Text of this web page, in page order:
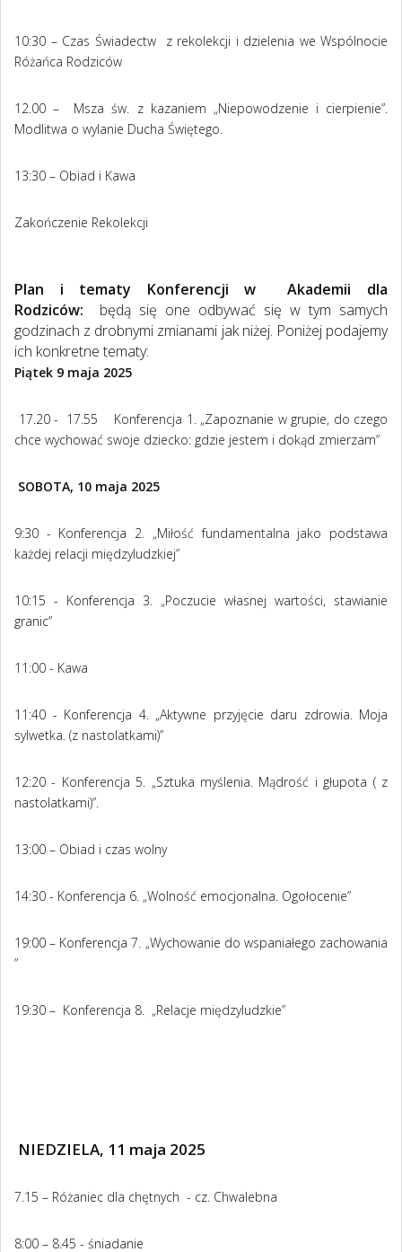
10:30 – Czas Świadectw z rekolekcji i dzielenia we Wspólnocie
Różańca Rodziców
12.00 – Msza św. z kazaniem „Niepowodzenie i cierpienie”.
Modlitwa o wylanie Ducha Świętego.
13:30 – Obiad i Kawa
Zakończenie Rekolekcji
Plan i tematy Konferencji w Akademii dla
Rodziców:
będą się one odbywać się w tym samych
godzinach z drobnymi zmianami jak niżej. Poniżej podajemy
ich konkretne tematy:
Piątek 9 maja 2025
17.20 - 17.55 Konferencja 1. „Zapoznanie w grupie, do czego
chce wychować swoje dziecko: gdzie jestem i dokąd zmierzam”
SOBOTA, 10 maja 2025
9:30 - Konferencja 2. „Miłość fundamentalna jako podstawa
każdej relacji międzyludzkiej”
10:15 - Konferencja 3. „Poczucie własnej wartości, stawianie
granic”
11:00 - Kawa
11:40 - Konferencja 4. „Aktywne przyjęcie daru zdrowia. Moja
sylwetka. (z nastolatkami)”
12:20 - Konferencja 5. „Sztuka myślenia. Mądrość i głupota ( z
nastolatkami)”.
13:00 – Obiad i czas wolny
14:30 - Konferencja 6. „Wolność emocjonalna. Ogołocenie”
19:00 – Konferencja 7. „Wychowanie do wspaniałego zachowania
”
19:30 – Konferencja 8. „Relacje międzyludzkie”
NIEDZIELA, 11 maja 2025
7.15 – Różaniec dla chętnych - cz. Chwalebna
8:00 – 8.45 - śniadanie